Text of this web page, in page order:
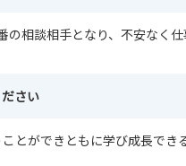
相談相手となり、不安なく
さい
とができともに学び成長でき